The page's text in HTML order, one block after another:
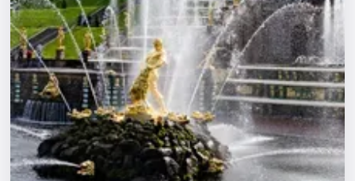
Площадки
Артисты
Рейтинги